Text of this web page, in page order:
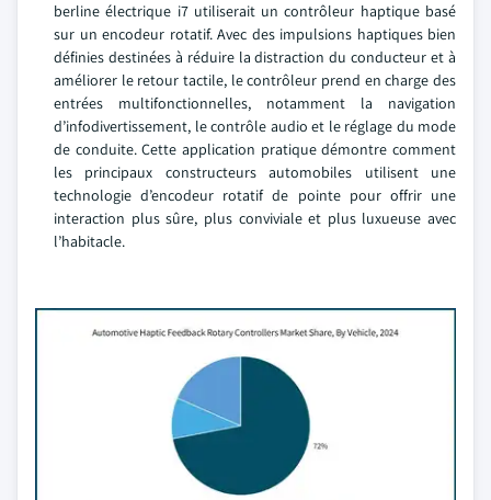
berline électrique i7 utiliserait un contrôleur haptique basé
sur un encodeur rotatif. Avec des impulsions haptiques bien
définies destinées à réduire la distraction du conducteur et à
améliorer le retour tactile, le contrôleur prend en charge des
entrées multifonctionnelles, notamment la navigation
d’infodivertissement, le contrôle audio et le réglage du mode
de conduite. Cette application pratique démontre comment
les principaux constructeurs automobiles utilisent une
technologie d’encodeur rotatif de pointe pour offrir une
interaction plus sûre, plus conviviale et plus luxueuse avec
l’habitacle.